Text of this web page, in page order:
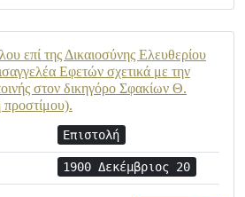
επί της Δικαιοσύνης Ελευθερίου
Εφετών σχετικά με την
στον δικηγόρο Σφακίων Θ.
Επιστολή
1900 Δεκέμβριος 20